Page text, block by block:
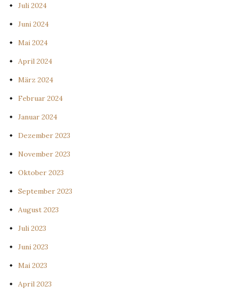
Juli 2024
Juni 2024
Mai 2024
April 2024
März 2024
Februar 2024
Januar 2024
Dezember 2023
November 2023
Oktober 2023
September 2023
August 2023
Juli 2023
Juni 2023
Mai 2023
April 2023